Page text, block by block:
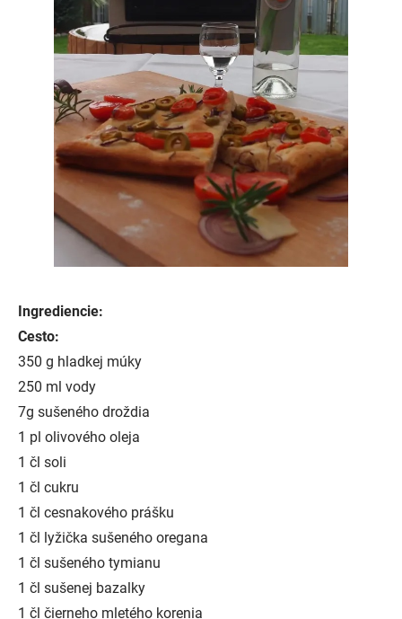
Ingrediencie:
Cesto:
350 g hladkej múky
250 ml vody
7g sušeného droždia
1 pl olivového oleja
1 čl soli
1 čl cukru
1 čl cesnakového prášku
1 čl lyžička sušeného oregana
1 čl sušeného tymianu
1 čl sušenej bazalky
1 čl čierneho mletého korenia